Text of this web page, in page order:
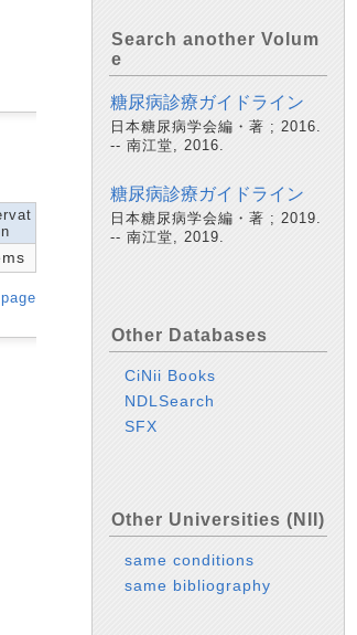
Search another Volum
e
糖尿病診療ガイドライン
日本糖尿病学会編・著 ; 2016.
-- 南江堂, 2016.
糖尿病診療ガイドライン
日本糖尿病学会編・著 ; 2019.
-- 南江堂, 2019.
Other Databases
CiNii Books
NDLSearch
SFX
Other Universities (NII)
same conditions
same bibliography